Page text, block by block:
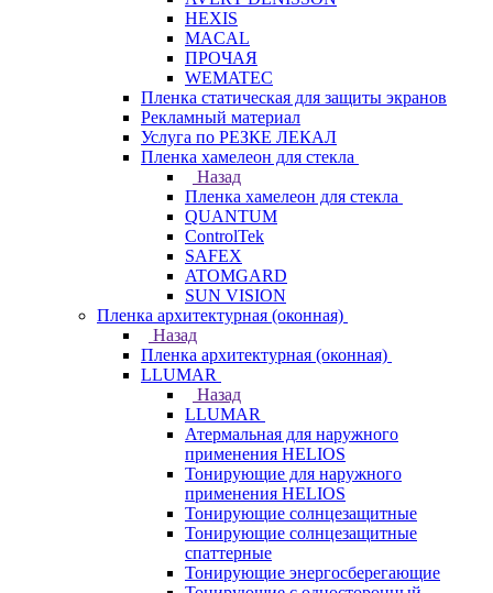
HEXIS
MACAL
ПРОЧАЯ
WEMATEC
Пленка статическая для защиты экранов
Рекламный материал
Услуга по РЕЗКЕ ЛЕКАЛ
Пленка хамелеон для стекла
Назад
Пленка хамелеон для стекла
QUANTUM
ControlTek
SAFEX
ATOMGARD
SUN VISION
Пленка архитектурная (оконная)
Назад
Пленка архитектурная (оконная)
LLUMAR
Назад
LLUMAR
Атермальная для наружного
применения HELIOS
Тонирующие для наружного
применения HELIOS
Тонирующие солнцезащитные
Тонирующие солнцезащитные
спаттерные
Тонирующие энергосберегающие